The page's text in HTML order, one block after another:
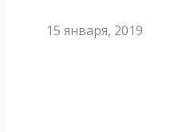
15 января, 2019